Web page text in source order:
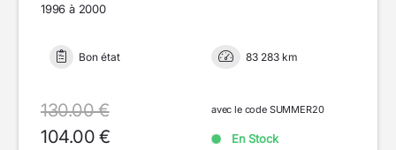
1996 à 2000
Bon état 83 283 km
130.00 €
104.00 €
avec le code SUMMER20
En Stock